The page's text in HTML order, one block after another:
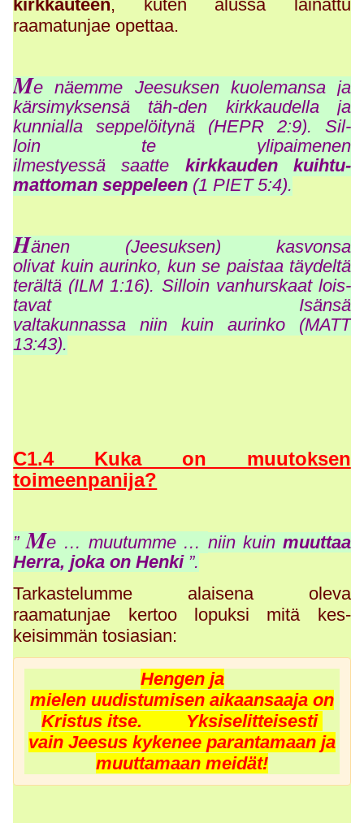
kirkkauteen, kuten alussa lainattu
raamatunjae opettaa.
Me näemme Jeesuksen kuolemansa ja
kärsimyksensä täh-den kirkkaudella ja
kunnialla seppelöitynä (HEPR 2:9). Sil-
loin te ylipaimenen
ilmestyessä saatte kirkkauden kuihtu-
mattoman seppeleen (1 PIET 5:4).
Hänen (Jeesuksen) kasvonsa
olivat kuin aurinko, kun se paistaa täydeltä
terältä (ILM 1:16). Silloin vanhurskaat lois-
tavat Isänsä
valtakunnassa niin kuin aurinko (MATT
13:43).
C1.4 Kuka on muutoksen
toimeenpanija?
”Me … muutumme …niin kuin muuttaa
Herra, joka on Henki ”.
Tarkastelumme alaisena oleva
raamatunjae kertoo lopuksi mitä kes-
keisimmän tosiasian:
Hengen ja
mielen uudistumisen aikaansaaja on
Kristus itse. Yksiselitteisesti
vain Jeesus kykenee parantamaan ja
muuttamaan meidät!